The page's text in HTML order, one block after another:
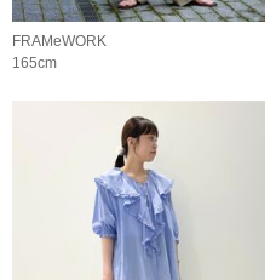
FRAMeWORK
165cm